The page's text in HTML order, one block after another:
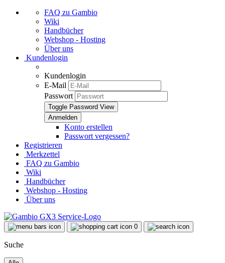
FAQ zu Gambio
Wiki
Handbücher
Webshop - Hosting
Über uns
Kundenlogin
Kundenlogin
E-Mail
Passwort
Toggle Password View
Konto erstellen
Passwort vergessen?
Registrieren
Merkzettel
FAQ zu Gambio
Wiki
Handbücher
Webshop - Hosting
Über uns
0
Suche